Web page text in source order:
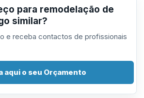
para remodelação de
similar?
e receba contactos de profissionais
aqui o seu Orçamento